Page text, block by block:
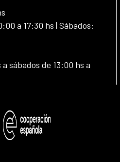
a 17:30 hs | Sábados:
sábados de 13:00 hs a